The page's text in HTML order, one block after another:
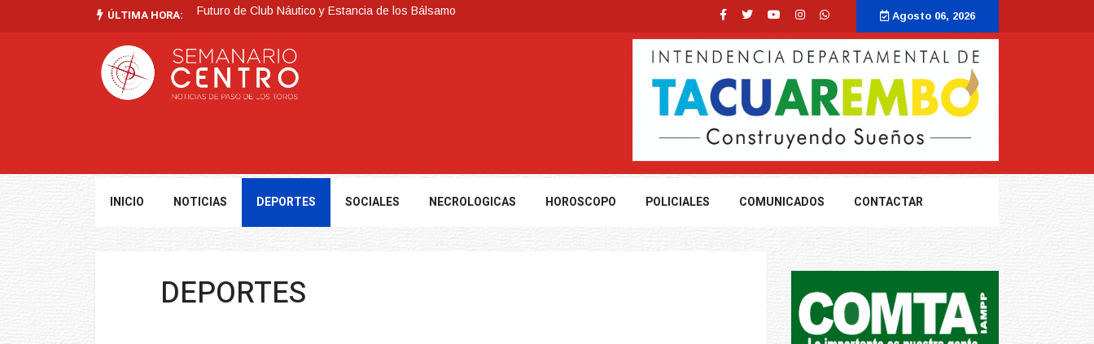
ÚLTIMA HORA:
Futuro de Club Náutico y Estancia de los Bálsamo
BPS redujo la tasa de interés de todos sus préstamos sociales y abrió nueva línea de crédito
Investigación de policías de Tacuarembó permitió recuperar en Brasil una camioneta hurtada en
Villa Ansina
Tormentas muy fuertes, puntualmente severas, y posterior formación de un ciclón extratropical
Agosto 06, 2026
INICIO NOTICIAS DEPORTES SOCIALES NECROLOGICAS HOROSCOPO POLICIALES COMUNICADOS CONTACTAR
DEPORTES